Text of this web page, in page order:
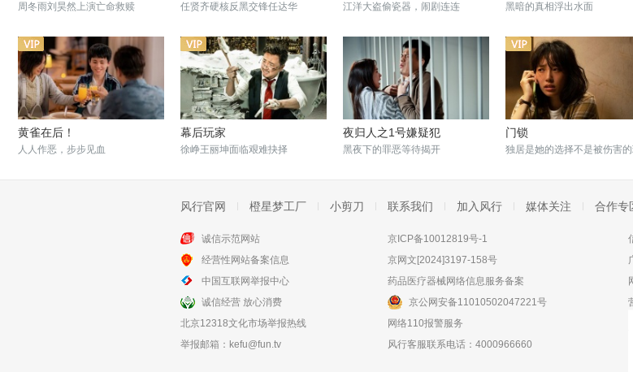
周冬雨刘昊然上演亡命救赎 任贤齐硬核反黑交锋任达华 江洋大盗偷瓷器，闹剧连连 黑暗的真相浮出水面
黄雀在后！
人人作恶，步步见血
幕后玩家
徐峥王丽坤面临艰难抉择
夜归人之1号嫌疑犯
黑夜下的罪恶等待揭开
门锁
独居是她的选择不是被伤害
恐怖爱情故事之死亡公路
风行官网 橙星梦工厂 小剪刀 联系我们 加入风行 媒体关注 合作专
诚信示范网站
经营性网站备案信息
中国互联网举报中心
诚信经营 放心消费
北京12318文化市场举报热线
举报邮箱： kefu@fun.tv
京ICP备10012819号-1
京网文[2024]3197-158号
药品医疗器械网络信息服务备案
京公网安备11010502047221号
网络110报警服务
风行客服联系电话：4000966660